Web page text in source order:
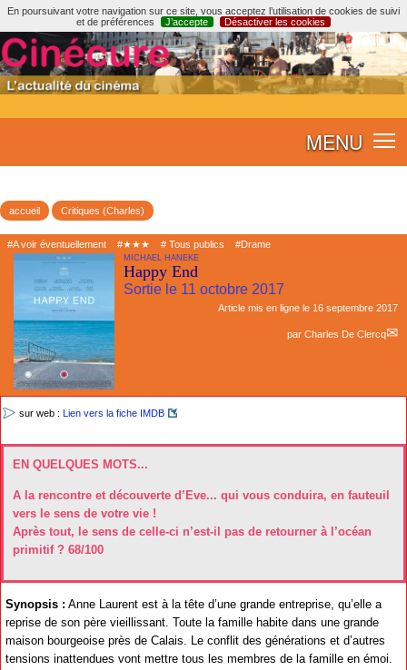
En poursuivant votre navigation sur ce site, vous acceptez l’utilisation de cookies de suivi
et de préférences
J’accepte Désactiver les cookies
MENU
accueil Critiques (Charles)
#A voir éventuellement #★★★ # Tous publics #Drame
MICHAEL HANEKE
Happy End
Sortie le 11 octobre 2017
Article mis en ligne le 16 septembre 2017
par Charles De Clercq
EN QUELQUES MOTS...
A la rencontre et découverte d’Eve... qui vous conduira, en fauteuil
vers le sens de votre vie !
Après tout, le sens de celle-ci n’est-il pas de retourner à l’océan
primitif ? 68/100
sur web : Lien vers la fiche IMDB
Synopsis : Anne Laurent est à la tête d’une grande entreprise, qu’elle a
reprise de son père vieillissant. Toute la famille habite dans une grande
maison bourgeoise près de Calais. Le conflit des générations et d’autres
tensions inattendues vont mettre tous les membres de la famille en émoi.